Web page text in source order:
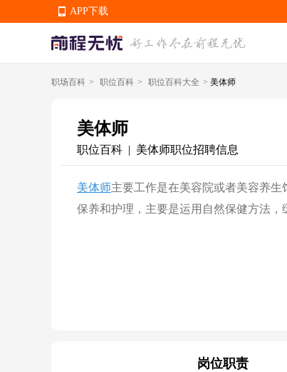
APP下载
职场百科 > 职位百科 > 职位百科大全 > 美体师
美体师
职位百科 | 美体师职位招聘信息
美体师主要工作是在美容院或者美容养
保养和护理，主要是运用自然保健方法，
岗位职责